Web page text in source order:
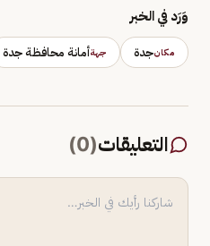
وَرَد في الخبر
مكانجدة جهةأمانة محافظة جدة
التعليقات(
0
)